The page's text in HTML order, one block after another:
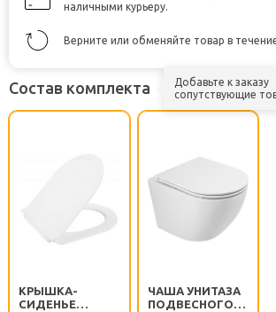
наличными курьеру.
Верните или обменяйте товар в
Состав комплекта
Добавьте к заказу
сопутствующие
КРЫШКА-
СИДЕНЬЕ
ЧАША УНИТАЗА
ПОДВЕСНОГО